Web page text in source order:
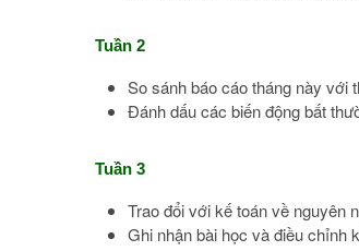
Tuần 2
So sánh báo cáo tháng này với
Đánh dấu các biến động bất
Tuần 3
Trao đổi với kế toán về nguyên
Ghi nhận bài học và điều chỉnh